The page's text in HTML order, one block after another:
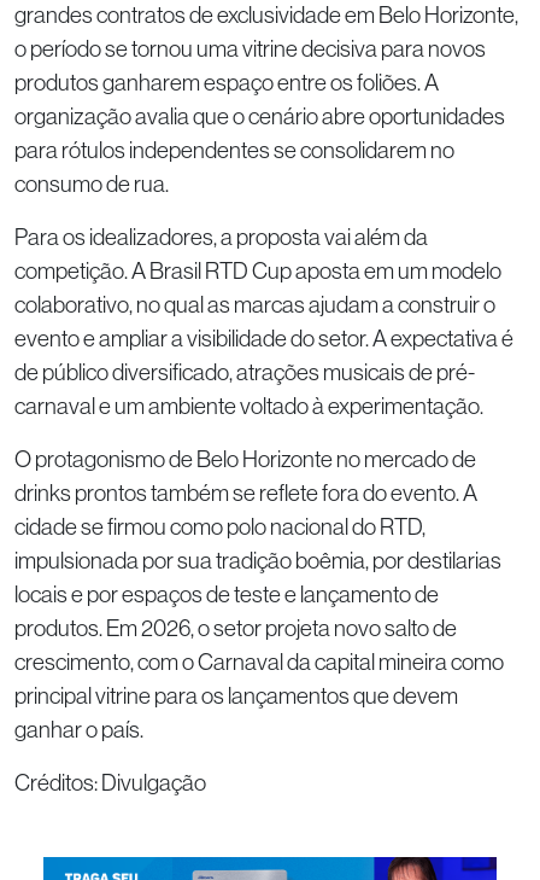
grandes contratos de exclusividade em Belo Horizonte,
o período se tornou uma vitrine decisiva para novos
produtos ganharem espaço entre os foliões. A
organização avalia que o cenário abre oportunidades
para rótulos independentes se consolidarem no
consumo de rua.
Para os idealizadores, a proposta vai além da
competição. A Brasil RTD Cup aposta em um modelo
colaborativo, no qual as marcas ajudam a construir o
evento e ampliar a visibilidade do setor. A expectativa é
de público diversificado, atrações musicais de pré-
carnaval e um ambiente voltado à experimentação.
O protagonismo de Belo Horizonte no mercado de
drinks prontos também se reflete fora do evento. A
cidade se firmou como polo nacional do RTD,
impulsionada por sua tradição boêmia, por destilarias
locais e por espaços de teste e lançamento de
produtos. Em 2026, o setor projeta novo salto de
crescimento, com o Carnaval da capital mineira como
principal vitrine para os lançamentos que devem
ganhar o país.
Créditos: Divulgação